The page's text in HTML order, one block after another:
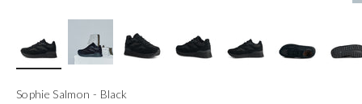
Sophie Salmon - Black